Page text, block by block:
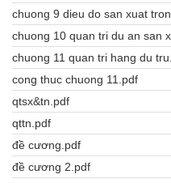
chuong 9 dieu do san xuat
chuong 10 quan tri du an san
chuong 11 quan tri hang du
cong thuc chuong 11.pdf
qtsx&tn.pdf
qttn.pdf
đề cương.pdf
đề cương 2.pdf